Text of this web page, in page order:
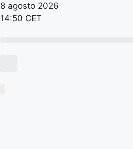
8 agosto 2026
14:50 CET